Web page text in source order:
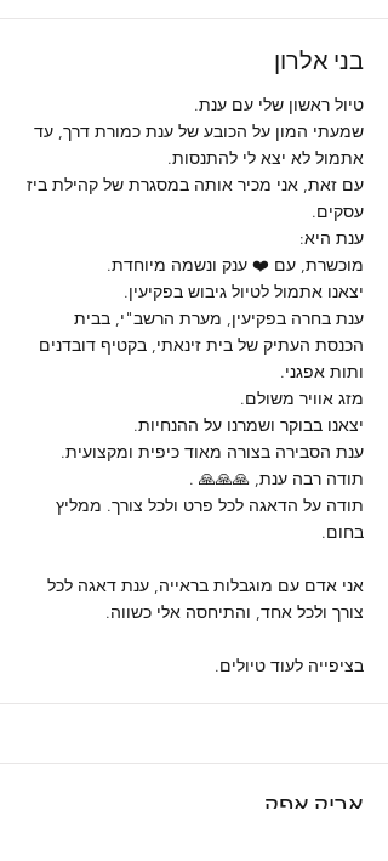
בני אלרון
טיול ראשון שלי עם ענת.
שמעתי המון על הכובע של ענת כמורת דרך, עד
אתמול לא יצא לי להתנסות.
עם זאת, אני מכיר אותה במסגרת של קהילת ביז
עסקים.
ענת היא:
מוכשרת, עם ❤️ ענק ונשמה מיוחדת.
יצאנו אתמול לטיול גיבוש בפקיעין.
ענת בחרה בפקיעין, מערת הרשב"י, בבית
הכנסת העתיק של בית זינאתי, בקטיף דובדנים
ותות אפגני.
מזג אוויר משולם.
יצאנו בבוקר ושמרנו על ההנחיות.
ענת הסבירה בצורה מאוד כיפית ומקצועית.
תודה רבה ענת, 🙏🙏🙏 .
תודה על הדאגה לכל פרט ולכל צורך. ממליץ
בחום.
אני אדם עם מוגבלות בראייה, ענת דאגה לכל
צורך ולכל אחד, והתיחסה אלי כשווה.
בציפייה לעוד טיולים.
אריק אפק